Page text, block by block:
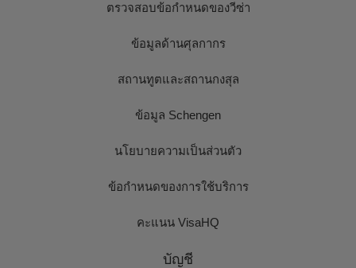
ตรวจสอบข้อกำหนดของวีซ่า
ข้อมูลด้านศุลกากร
สถานทูตและสถานกงสุล
ข้อมูล Schengen
นโยบายความเป็นส่วนตัว
ข้อกำหนดของการใช้บริการ
คะแนน VisaHQ
บัญชี